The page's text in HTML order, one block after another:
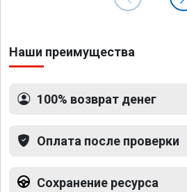
Наши преимущества
100% возврат денег
Оплата после проверки
Сохранение ресурса